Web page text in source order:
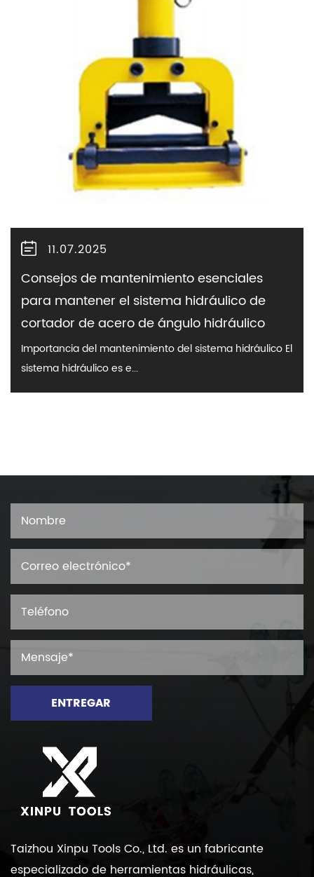
11.07.2025
Consejos de mantenimiento esenciales
para mantener el sistema hidráulico de
cortador de acero de ángulo hidráulico
Importancia del mantenimiento del sistema hidráulico El
sistema hidráulico es e...
ENTREGAR
Taizhou Xinpu Tools Co., Ltd. es un fabricante
especializado de herramientas hidráulicas,